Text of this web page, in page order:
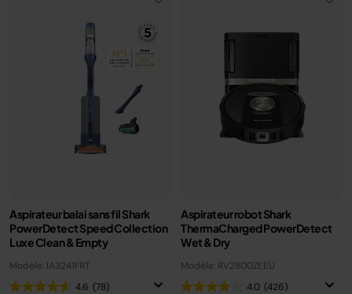
Aspirateur balai sans fil Shark
PowerDetect Speed Collection
Luxe Clean & Empty
Modèle: IA3241FRT
4.6 (78)
Aspirateur robot Shark
ThermaCharged PowerDetect
Wet & Dry
Modèle: RV2800ZEEU
4.0 (426)